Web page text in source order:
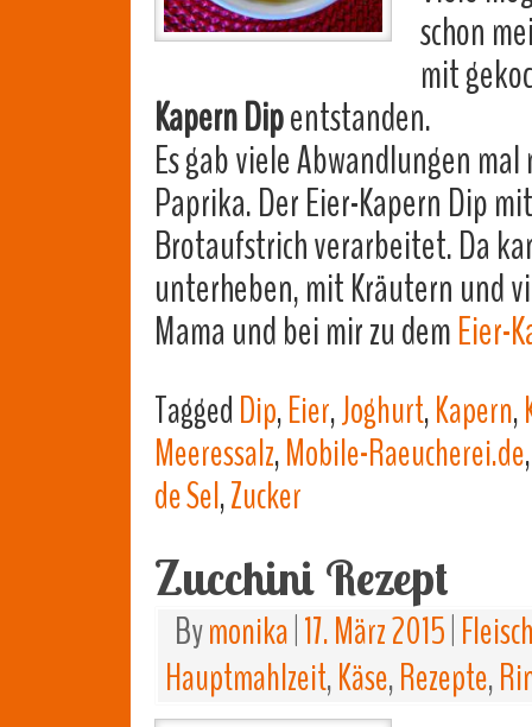
schon
mit
Kapern Dipentstanden.
Es gab viele Abwandlungen
Paprika. Der Eier-Kapern Dip
Brotaufstrich verarbeitet. Da
unterheben, mit Kräutern und
Mama und bei mir zu demEier-
TaggedDip,Eier,Joghurt,Kapern,
Meeressalz,Mobile-Raeucherei.de
de Sel,Zucker
Zucchini Rezept
Bymonika 17. März 2015
Hauptmahlzeit,Käse,Rezepte,